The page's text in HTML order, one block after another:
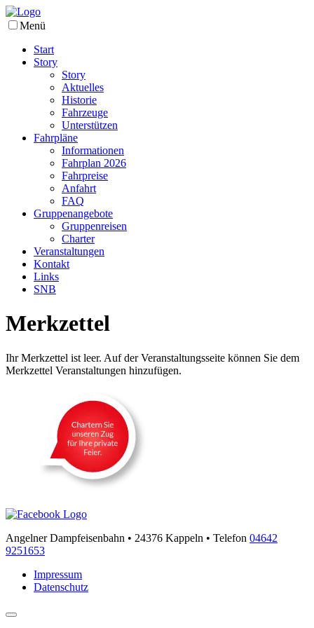
Menü
Start
Story
Story
Aktuelles
Historie
Fahrzeuge
Unterstützen
Fahrpläne
Informationen
Fahrplan 2026
Fahrpreise
Anfahrt
FAQ
Gruppenangebote
Gruppenreisen
Charter
Veranstaltungen
Kontakt
Links
SNB
Merkzettel
Ihr Merkzettel ist leer. Auf der Veranstaltungsseite können Sie dem
Merkzettel Veranstaltungen hinzufügen.
Angelner Dampfeisenbahn • 24376 Kappeln • Telefon 04642
9251653
Impressum
Datenschutz